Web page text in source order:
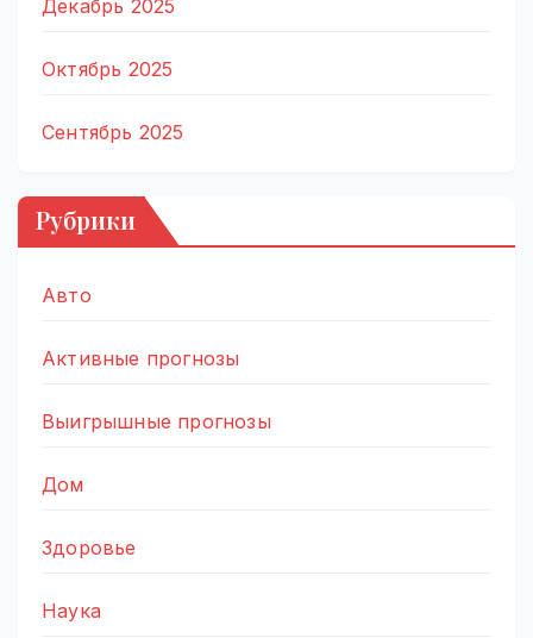
Декабрь 2025
Октябрь 2025
Сентябрь 2025
Рубрики
Авто
Активные прогнозы
Выигрышные прогнозы
Дом
Здоровье
Наука